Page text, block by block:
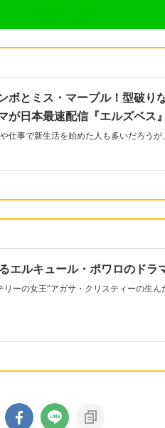
ボとミス・マープル！型破り
が日本最速配信『エルズベス
仕事で新生活を始めた人も多いだろう
エルキュール・ポワロのドラ
リーの女王”アガサ・クリスティーの生ん